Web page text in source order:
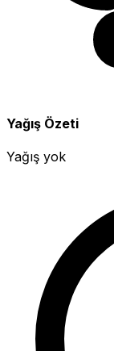
Yağış Özeti
Yağış yok